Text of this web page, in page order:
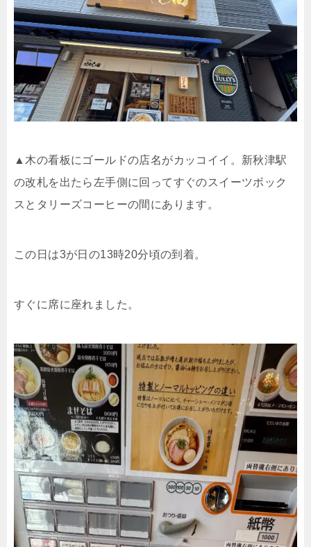
▲木の看板にゴールドの店名がカッコイイ。新秋津駅
の改札を出たら左手側に回ってすぐのスイーツボック
スとタリーズコーヒーの間にあります。
この日は3が日の13時20分頃の到着。
すぐに席に座れました。